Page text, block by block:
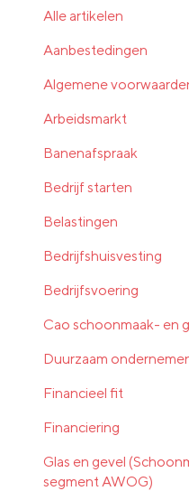
Alle artikelen
Aanbestedingen
Algemene
Arbeidsmarkt
Banenafspraak
Bedrijf starten
Belastingen
Bedrijfshuisvesting
Bedrijfsvoering
Cao schoonmaak- en
Duurzaam
Financieel fit
Financiering
Glas en gevel
segment AWOG)